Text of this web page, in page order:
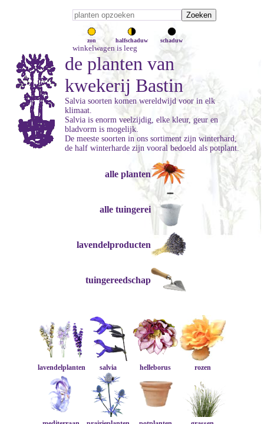
zon halfschaduw schaduw
winkelwagen is leeg
de planten van
kwekerij Bastin
Salvia soorten komen wereldwijd voor in elk
klimaat.
Salvia is enorm veelzijdig, elke kleur, geur en
bladvorm is mogelijk.
De meeste soorten in ons sortiment zijn winterhard,
de half winterharde zijn vooral bedoeld als potplant.
alle planten
alle tuingerei
lavendelproducten
tuingereedschap
lavendelplanten salvia helleborus rozen